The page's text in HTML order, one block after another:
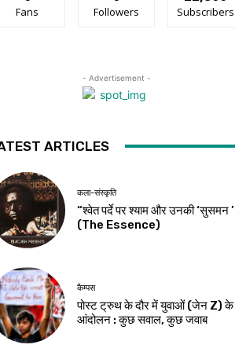
Fans Followers Subscribers
- Advertisement -
ARTICLES
कला-संस्कृति
“श्वेत पर्दे पर श्याम और उनकी ‘सुसमन ’
(The Essence)
कैम्पस
पोस्ट ट्रुथ के दौर में युवाओं (जेन Z) के
आंदोलन : कुछ सवाल, कुछ जवाब